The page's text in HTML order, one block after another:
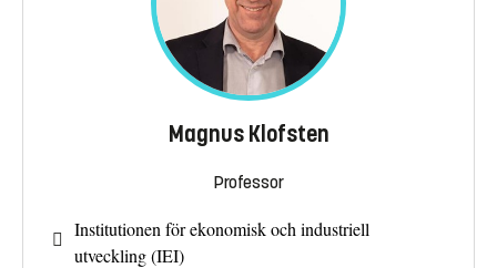
Magnus Klofsten
Professor
Institutionen för ekonomisk och industriell
utveckling (IEI)